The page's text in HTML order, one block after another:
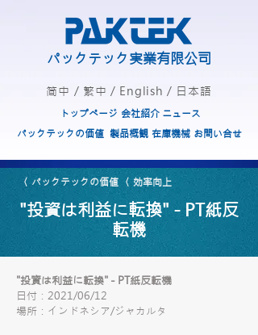
パックテック実業有限公司
简中 / 繁中 / English / 日本語
トップページ 会社紹介 ニュース
パックテックの価値 製品概観 在庫機械 お問い合せ
〈 パックテックの価値 〈 効率向上
"投資は利益に転換" - PT紙反
転機
"投資は利益に転換" - PT紙反転機
日付：2021/06/12
場所：インドネシア/ジャカルタ